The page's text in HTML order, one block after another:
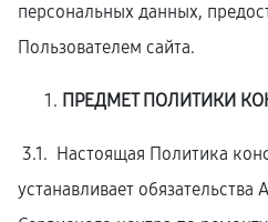
персональных данных,
Пользователем сайта.
ПРЕДМЕТ ПОЛИТИКИ
3.1. Настоящая Политика
устанавливает обязательства